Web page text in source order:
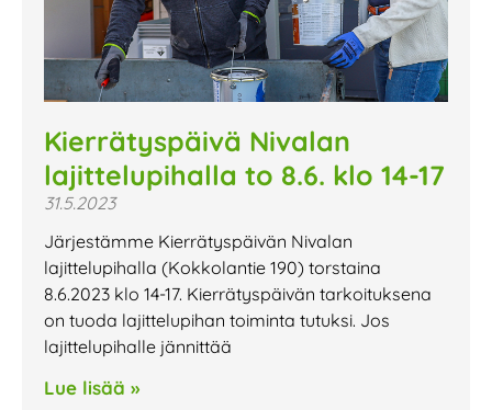
Kierrätyspäivä Nivalan
lajittelupihalla to 8.6. klo 14-17
31.5.2023
Järjestämme Kierrätyspäivän Nivalan
lajittelupihalla (Kokkolantie 190) torstaina
8.6.2023 klo 14-17. Kierrätyspäivän tarkoituksena
on tuoda lajittelupihan toiminta tutuksi. Jos
lajittelupihalle jännittää
Lue lisää »